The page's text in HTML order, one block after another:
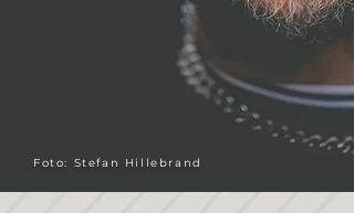
Foto: Stefan Hillebrand